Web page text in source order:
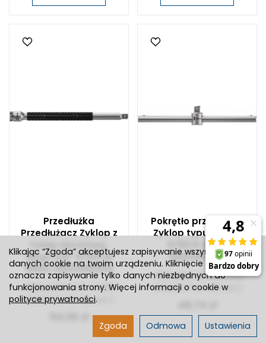
Przedłużka
Przedłużacz Zyklop z
długi, 3/8” 8794 LB
WERA 05003583001
REALIZACJA 5-14 DNI
ROBOCZYCH(0 szt.)
Pokrętło przesuwne
Zyklop typu T, 3/8”
8789 B WERA
05003581001
REALIZACJA 5-14 DNI
ROBOCZYCH(0 szt.)
Klikając “Zgoda” akceptujesz zapisywanie wszystkich
danych cookie na twoim urządzeniu. Kliknięcie “Odmowa”
oznacza zapisywanie tylko danych niezbędnych do
funkcjonowania strony. Więcej informacji o cookie w
polityce prywatności.
Ustawienia
Odmowa
Zgoda